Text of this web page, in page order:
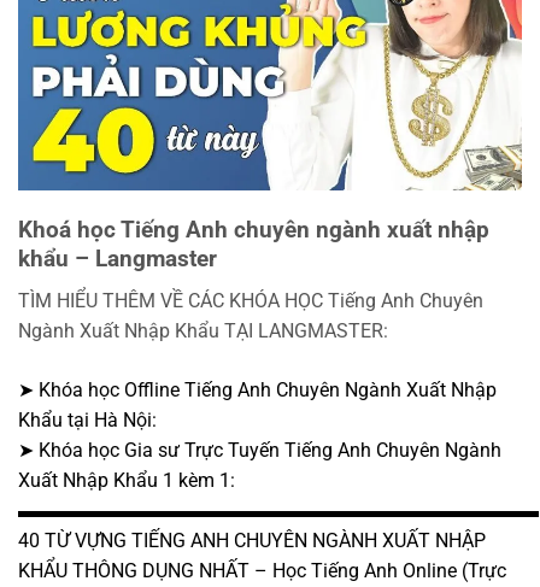
Khoá học Tiếng Anh chuyên ngành xuất nhập
khẩu – Langmaster
TÌM HIỂU THÊM VỀ CÁC KHÓA HỌC Tiếng Anh Chuyên
Ngành Xuất Nhập Khẩu TẠI LANGMASTER:
➤ Khóa học Offline Tiếng Anh Chuyên Ngành Xuất Nhập
Khẩu tại Hà Nội:
➤ Khóa học Gia sư Trực Tuyến Tiếng Anh Chuyên Ngành
Xuất Nhập Khẩu 1 kèm 1:
▬▬▬▬▬▬▬▬▬▬▬▬▬▬▬▬▬▬▬▬▬▬▬▬▬▬▬
40 TỪ VỰNG TIẾNG ANH CHUYÊN NGÀNH XUẤT NHẬP
KHẨU THÔNG DỤNG NHẤT – Học Tiếng Anh Online (Trực